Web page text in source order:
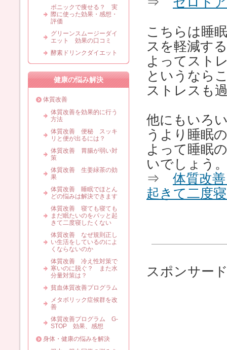
こちらは睡
スを軽減す
よってスト
というなら
ストレスも
他にもいろ
うより睡眠
よって睡眠
いでしょう
⇒ 体質改
起きて二度
スポンサー
ボニックで痩せる？ 実
際に使った効果・感想・
評価
グリーンスムージーダイ
エット 効果の口コミ
酵素ドリンクダイエット
健康の悩み解決
体質改善
体質改善を効果的に行う
方法
体質改善 便秘 スッキ
リと便が出るには？
体質改善 胃腸が弱い対
策
体質改善 生姜緑茶の効
果
体質改善 睡眠でほとん
どの悩みは解決できます
体質改善 寝ても寝ても
まだ眠たいのをパッと起
きて二度寝したくない
体質改善 なぜ規則正し
い生活をしているのによ
くならないのか
体質改善 冷え性対策で
寒いのに脱ぐ？ また水
分量対策は？
貧血体質改善プログラム
メタボリック症候群を改
善
体質改善プログラム G-
STOP 効果、感想
身体・健康の悩みを解決